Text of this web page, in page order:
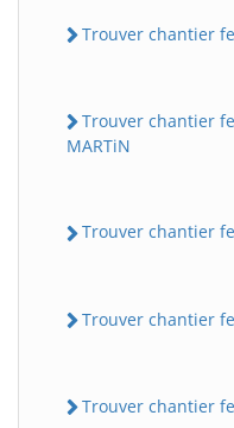
Trouver chantier
Trouver chantier
MARTiN
Trouver chantier
Trouver chantier
Trouver chantier